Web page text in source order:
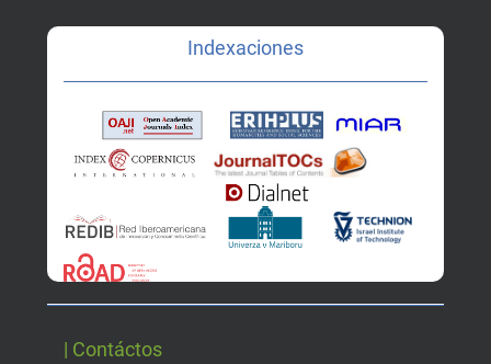
Indexaciones
| Contáctos